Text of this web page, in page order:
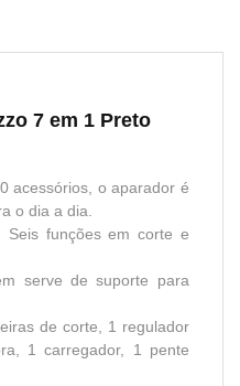
7 em 1 Preto
acessórios, o aparador é
o dia a dia.
funções em corte e
serve de suporte para
de corte, 1 regulador
1 carregador, 1 pente